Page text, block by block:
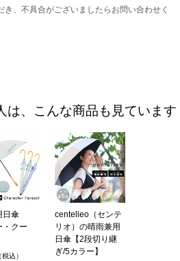
、不具合がございましたらお問い合わせく
は、こんな商品も見ています
日傘
・クー
込）
centelleo（センテ
リオ）の晴雨兼用
日傘【2段切り継
ぎ/5カラー】